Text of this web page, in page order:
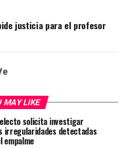
justicia para el profesor
MAY LIKE
solicita investigar
irregularidades detectadas
empalme